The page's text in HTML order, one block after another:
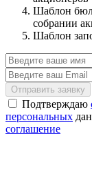
Шаблон
собрании
Шаблон
Отправить заявку
Подтверждаю
персональных
соглашение